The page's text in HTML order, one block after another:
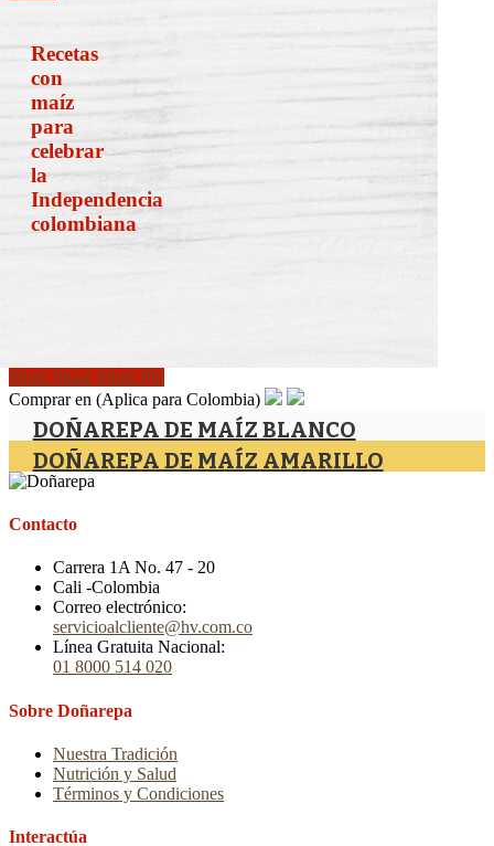
para
la
Independencia
colombiana
Recetas
con
maíz
para
celebrar
la
Independencia
colombiana
Share
Share Share Share Pin
Comprar en (Aplica para Colombia)
DOÑAREPA DE MAÍZ BLANCO
DOÑAREPA DE MAÍZ AMARILLO
Contacto
Carrera 1A No. 47 - 20
Cali -Colombia
Correo electrónico:
servicioalcliente@hv.com.co
Línea Gratuita Nacional:
01 8000 514 020
Sobre Doñarepa
Nuestra Tradición
Nutrición y Salud
Términos y Condiciones
Interactúa